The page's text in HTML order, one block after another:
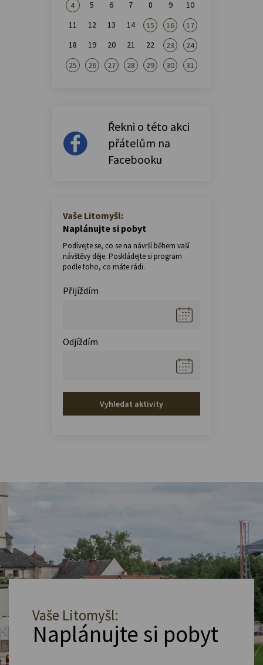
4 5 6 7 8 9
10
11
12 13 14 15 16
17
18
19 20 21 22 23
24
25
26 27 28 29 30 31
Řekni o této akci
přátelům na
Facebooku
Vaše Litomyšl:
Naplánujte si pobyt
Podívejte se, co se na návrší během vaší
návštěvy děje. Poskládejte si program
podle toho, co máte rádi.
Přijíždím
Odjíždím
Vyhledat aktivity
Vaše Litomyšl:
Naplánujte si pobyt